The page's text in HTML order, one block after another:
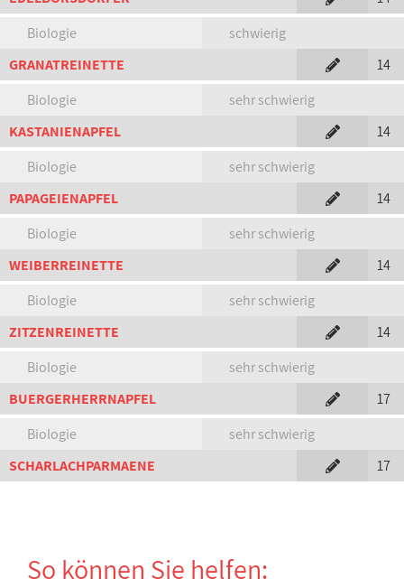
Biologie
schwierig
GRANATREINETTE
14
Biologie
sehr schwierig
KASTANIENAPFEL
14
Biologie
sehr schwierig
PAPAGEIENAPFEL
14
Biologie
sehr schwierig
WEIBERREINETTE
14
Biologie
sehr schwierig
ZITZENREINETTE
14
Biologie
sehr schwierig
BUERGERHERRNAPFEL
17
Biologie
sehr schwierig
SCHARLACHPARMAENE
17
So können Sie helfen: